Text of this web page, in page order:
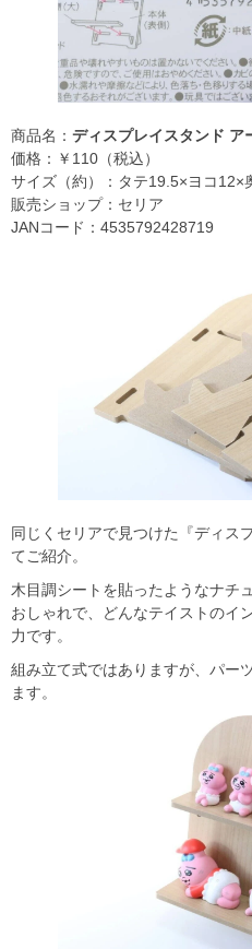
商品名： ディスプレイスタンド ア
価格：￥110（税込）
サイズ（約）：タテ19.5×ヨコ12×
販売ショップ：セリア
JANコード：4535792428719
同じくセリアで見つけた『ディス
てご紹介。
木目調シートを貼ったようなナチ
おしゃれで、どんなテイストのイ
力です。
組み立て式ではありますが、パー
ます。